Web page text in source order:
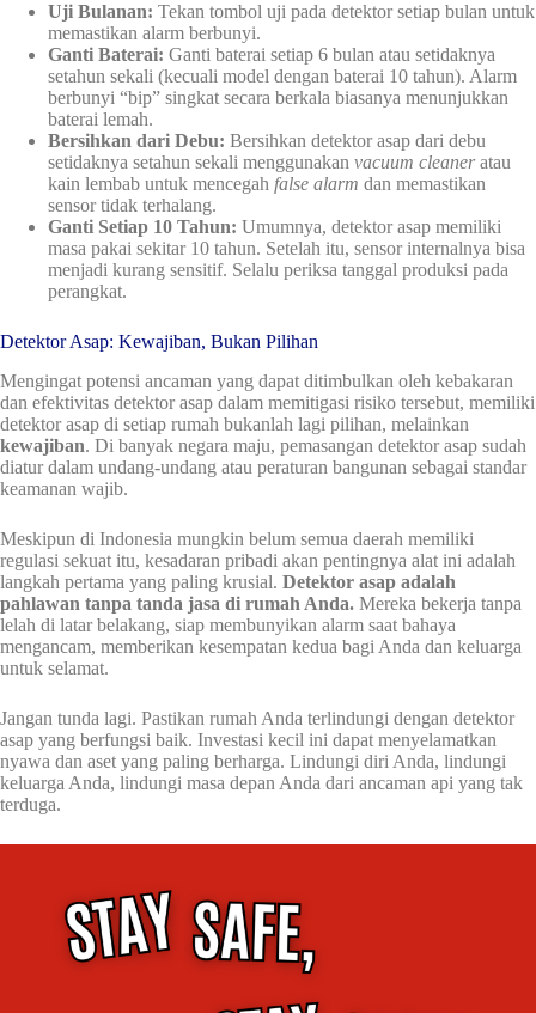
Uji Bulanan: Tekan tombol uji pada detektor setiap bulan untuk
memastikan alarm berbunyi.
Ganti Baterai: Ganti baterai setiap 6 bulan atau setidaknya
setahun sekali (kecuali model dengan baterai 10 tahun). Alarm
berbunyi “bip” singkat secara berkala biasanya menunjukkan
baterai lemah.
Bersihkan dari Debu: Bersihkan detektor asap dari debu
setidaknya setahun sekali menggunakan vacuum cleaneratau
kain lembab untuk mencegah false alarm dan memastikan
sensor tidak terhalang.
Ganti Setiap 10 Tahun: Umumnya, detektor asap memiliki
masa pakai sekitar 10 tahun. Setelah itu, sensor internalnya bisa
menjadi kurang sensitif. Selalu periksa tanggal produksi pada
perangkat.
Detektor Asap: Kewajiban, Bukan Pilihan
Mengingat potensi ancaman yang dapat ditimbulkan oleh kebakaran
dan efektivitas detektor asap dalam memitigasi risiko tersebut, memiliki
detektor asap di setiap rumah bukanlah lagi pilihan, melainkan
kewajiban. Di banyak negara maju, pemasangan detektor asap sudah
diatur dalam undang-undang atau peraturan bangunan sebagai standar
keamanan wajib.
Meskipun di Indonesia mungkin belum semua daerah memiliki
regulasi sekuat itu, kesadaran pribadi akan pentingnya alat ini adalah
langkah pertama yang paling krusial. Detektor asap adalah
pahlawan tanpa tanda jasa di rumah Anda. Mereka bekerja tanpa
lelah di latar belakang, siap membunyikan alarm saat bahaya
mengancam, memberikan kesempatan kedua bagi Anda dan keluarga
untuk selamat.
Jangan tunda lagi. Pastikan rumah Anda terlindungi dengan detektor
asap yang berfungsi baik. Investasi kecil ini dapat menyelamatkan
nyawa dan aset yang paling berharga. Lindungi diri Anda, lindungi
keluarga Anda, lindungi masa depan Anda dari ancaman api yang tak
terduga.